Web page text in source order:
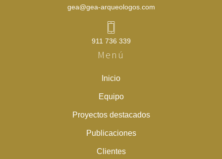
gea@gea-arqueologos.com
911 736 339
Menú
Inicio
Equipo
Proyectos destacados
Publicaciones
Clientes